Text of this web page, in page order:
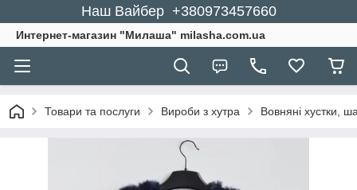
Наш Вайбер +380973457660
Интернет-магазин "Милаша" milasha.com.ua
Товари та послуги Вироби з хутра Вовняні хустки,